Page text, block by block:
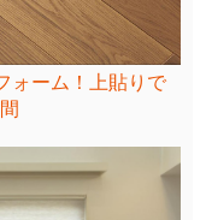
ォーム！上貼りで